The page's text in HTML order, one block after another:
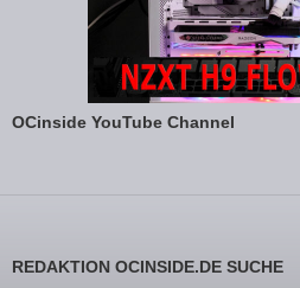
OCinside YouTube Channel
REDAKTION OCINSIDE.DE SUCHE